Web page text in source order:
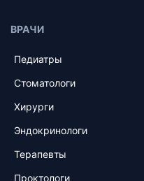
ВРАЧИ
Педиатры
Стоматологи
Хирурги
Эндокринологи
Терапевты
Проктологи